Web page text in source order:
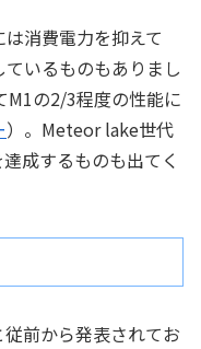
消費電力を抑えて
いるものもありまし
M1の2/3程度の性能に
）。Meteor lake世代
成するものも出てく
前から発表されてお